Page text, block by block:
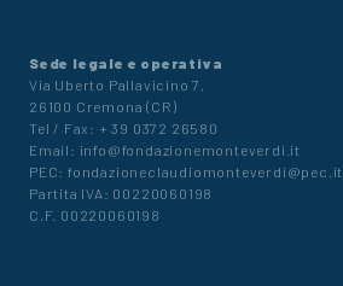
Sede legale e operativa
Via Uberto Pallavicino 7,
26100 Cremona (CR)
Tel / Fax: + 39 0372 26580
Email: info@fondazionemonteverdi.it
PEC: fondazioneclaudiomonteverdi@pec.it
Partita IVA: 00220060198
C.F. 00220060198